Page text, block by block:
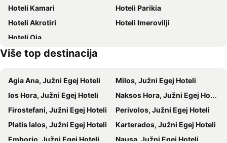
Hotel George & Irene
Ios Resort
Mediterraneo
Princess Sissy
Rita's Place Hotel
Yialos Ios Hotel
Glyfada
Santorineika
Agrilia
Traditional settlement of Megalochori
Agii Anargyri
Kokkini Paralia - Red Beach
Hoteli Kamari
Hoteli Parikia
Hoteli Akrotiri
Hoteli Imerovilji
Hoteli Oia
Više top destinacija
Agia Ana, Južni Egej Hoteli
Milos, Južni Egej Hoteli
Ios Hora, Južni Egej Hoteli
Naksos Hora, Južni Egej Hoteli
Firostefani, Južni Egej Hoteli
Perivolos, Južni Egej Hoteli
Platis Ialos, Južni Egej Hoteli
Karterados, Južni Egej Hoteli
Emborio, Južni Egej Hoteli
Nausa, Južni Egej Hoteli